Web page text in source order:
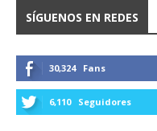
SÍGUENOS EN REDES
30,324 Fans
6,110 Seguidores